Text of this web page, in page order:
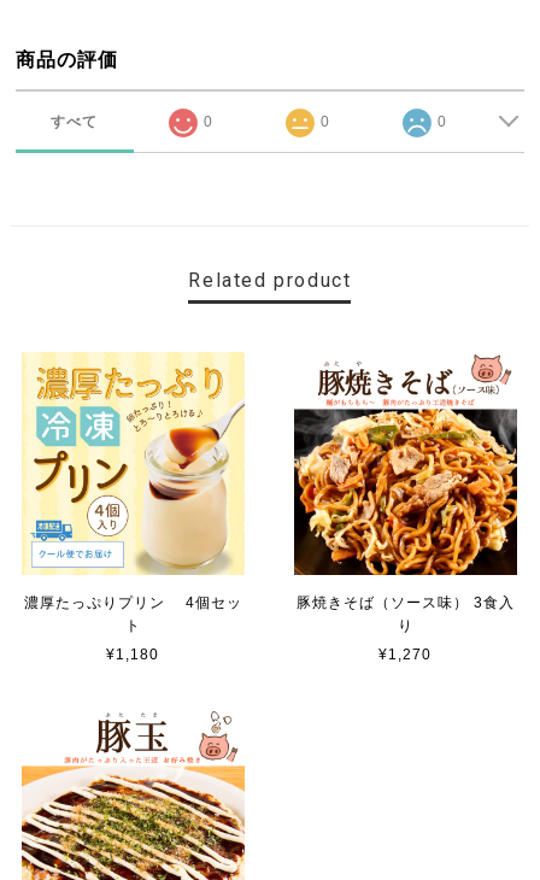
商品の評価
すべて 0 0 0
Related product
濃厚たっぷりプリン 4個セッ
ト
¥1,180
豚焼きそば（ソース味） 3食入
り
¥1,270